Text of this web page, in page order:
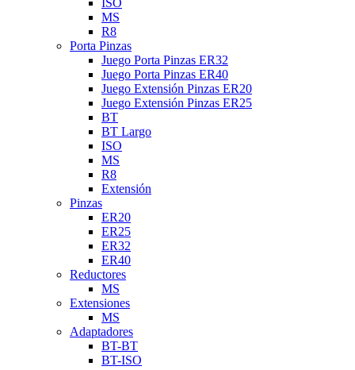
ISO
MS
R8
Porta Pinzas
Juego Porta Pinzas ER32
Juego Porta Pinzas ER40
Juego Extensión Pinzas ER20
Juego Extensión Pinzas ER25
BT
BT Largo
ISO
MS
R8
Extensión
Pinzas
ER20
ER25
ER32
ER40
Reductores
MS
Extensiones
MS
Adaptadores
BT-BT
BT-ISO